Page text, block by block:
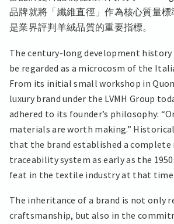
品牌就將「纖維直徑」作為核心質量
是業界評判羊絨品質的重要指標。
The century-long development history
be regarded as a microcosm of the
From its initial small workshop in
luxury brand under the LVMH Group
adhered to its founder’s philosophy:
materials are worth making.”
that the brand established a complete
traceability system as early as the
feat in the textile industry at that time.
The inheritance of a brand is not only
craftsmanship, but also in the